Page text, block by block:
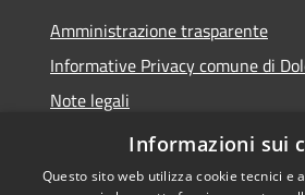
Amministrazione trasparente
Informative Privacy comune di
Note legali
Dichiarazione di accessibilità
Informazioni sui
Questo sito web utilizza cookie tecnici e